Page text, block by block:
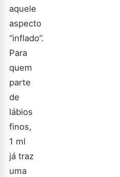
aquele
aspecto
“inflado”.
Para
quem
parte
de
lábios
finos,
1 ml
já traz
uma